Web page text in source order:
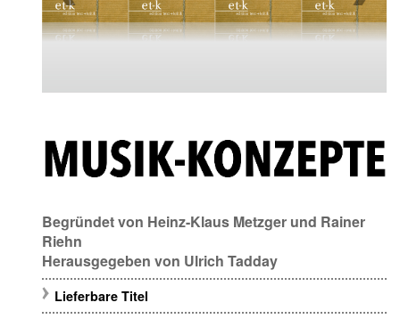
Begründet von Heinz-Klaus Metzger und Rainer
Riehn
Herausgegeben von Ulrich Tadday
Lieferbare Titel